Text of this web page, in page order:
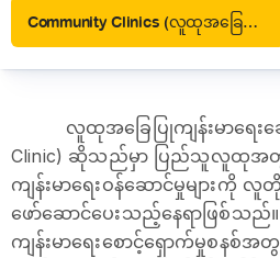
Community Clinics (လူထုအခြေပြုကျန်းမာရေးဆေးခန်းများ)
လူထုအခြေပြုကျန်းမာရေး​ဆ
Clinic) ဆိုသည်မှာ ပြည်သူလူထုအ
ကျန်းမာရေးဝန်ဆောင်မှုများကို
ဖော်ဆောင်ပေးသည့်နေရာဖြစ်သည်
ကျန်းမာရေးစောင့်ရှောက်မှုစန